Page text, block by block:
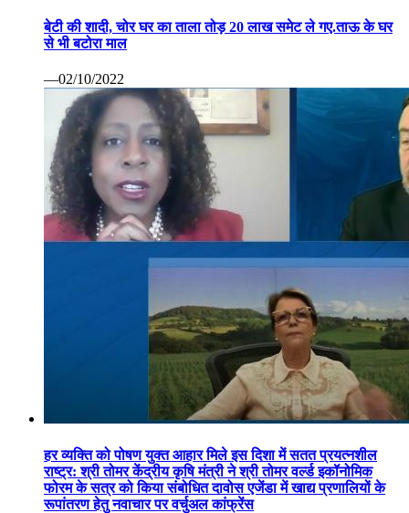
बेटी की शादी, चोर घर का ताला तोड़ 20 लाख समेट ले गए.ताऊ के घर
से भी बटोरा माल
—02/10/2022
हर व्यक्ति को पोषण युक्त आहार मिले इस दिशा में सतत प्रयत्नशील
राष्ट्र: श्री तोमर केंद्रीय कृषि मंत्री ने श्री तोमर वर्ल्ड इकॉनोमिक
फोरम के सत्र को किया संबोधित दावोस एजेंडा में खाद्य प्रणालियों के
रूपांतरण हेतु नवाचार पर वर्चुअल कांफ्रेंस